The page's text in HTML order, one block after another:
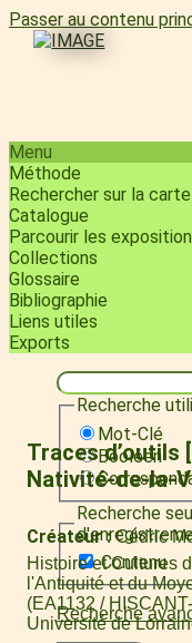
Passer au contenu
Menu
Méthode
Rechercher sur la carte
Catalogue
Parcourir les
Collections
Glossaire
Bibliographie
Liens utiles
Exports
Recherche
Mot-Clé
Booléen
Recherche
Contenu
Recherche
Traces
Nativité-de-la-
Créateur
Cédric
Histoire et Cultures
l'Antiquité et du
(EA1132 /
Université de